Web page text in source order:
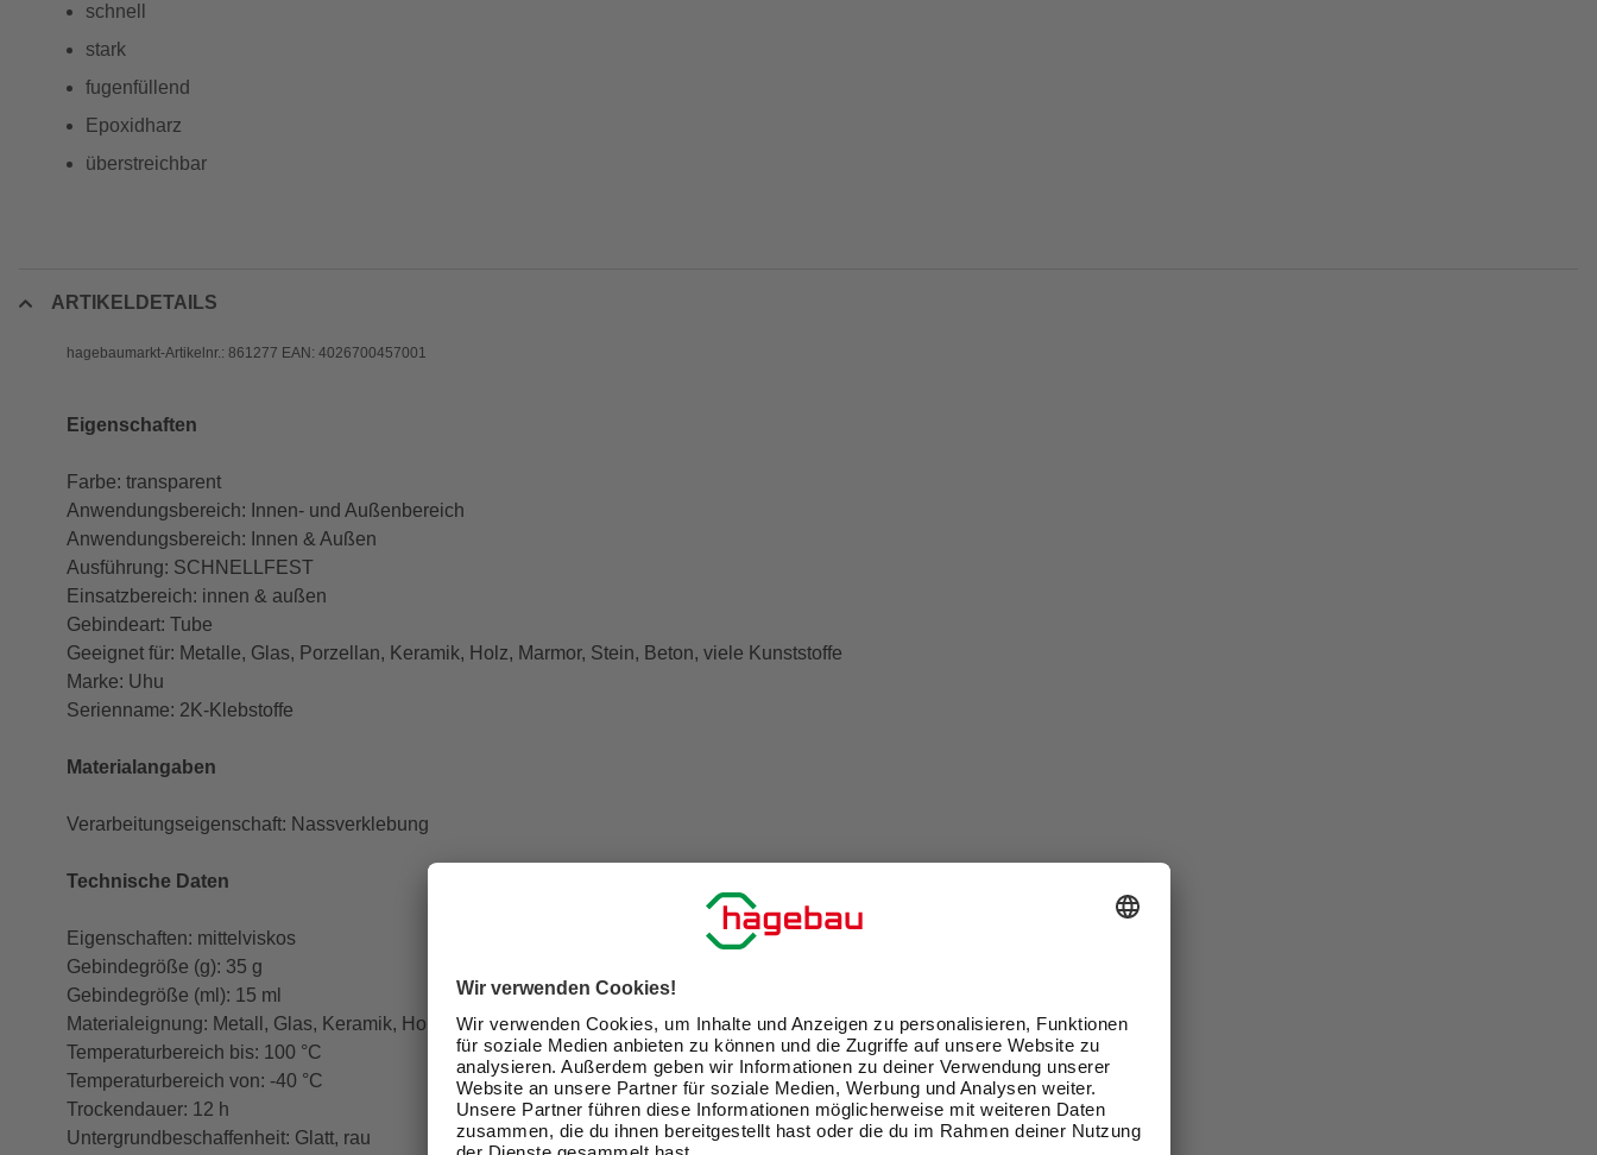
schnell
stark
fugenfüllend
Epoxidharz
überstreichbar
ARTIKELDETAILS
hagebaumarkt-Artikelnr.: 861277 EAN: 4026700457001
Eigenschaften
Farbe: transparent
Anwendungsbereich: Innen- und Außenbereich
Anwendungsbereich: Innen & Außen
Ausführung: SCHNELLFEST
Einsatzbereich: innen & außen
Gebindeart: Tube
Geeignet für: Metalle, Glas, Porzellan, Keramik, Holz, Marmor, Stein, Beton, viele Kunststoffe
Marke: Uhu
Serienname: 2K-Klebstoffe
Materialangaben
Verarbeitungseigenschaft: Nassverklebung
Technische Daten
Eigenschaften: mittelviskos
Gebindegröße (g): 35 g
Gebindegröße (ml): 15 ml
Materialeignung: Metall, Glas, Keramik, Holz, Marmor, Stein, Beton, Kunststoff
Temperaturbereich bis: 100 °C
Temperaturbereich von: -40 °C
Trockendauer: 12 h
Untergrundbeschaffenheit: Glatt, rau